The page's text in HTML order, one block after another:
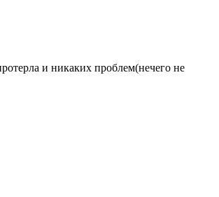
и никаких проблем(нечего не